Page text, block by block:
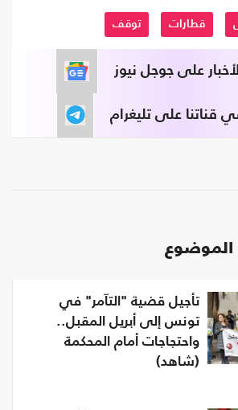
قطارات توقف
على جوجل نيوز
قناتنا على تليغرام
الموضوع
تأجيل قضية "التآمر" في
تونس إلى أبريل المقبل..
واحتجاجات أمام المحكمة
(شاهد)